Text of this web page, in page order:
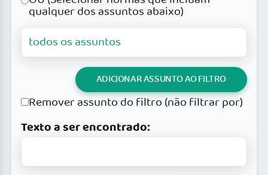
qualquer dos assuntos abaixo)
ADICIONAR ASSUNTO AO FILTRO
Remover assunto do filtro (não filtrar por)
Texto a ser encontrado: